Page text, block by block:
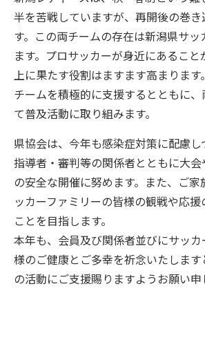
半を苦戦していますが、再開後の巻
す。この両チームの存在は新潟県サッ
ます。プロサッカーが身近にあるこ
上に果たす役割はますます高まりま
チームを積極的に支援するとともに
て普及活動に取り組みます。
県協会は、今年も感染症対策に配慮し
指導者・審判等の関係者とともに大
の安全な開催に努めます。また、ご
ッカーファミリーの皆様の観戦や応
ことを目指します。
本年も、会員及び関係者並びにサッ
様のご健康とご多幸を祈念いたしま
の活動にご支援賜りますようお願い申